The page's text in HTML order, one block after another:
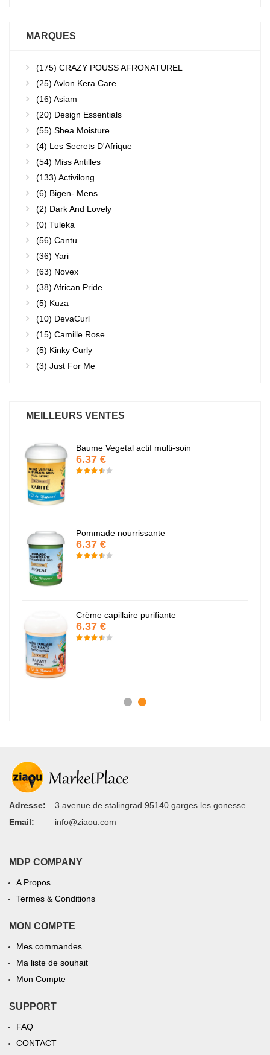
MARQUES
(175) CRAZY POUSS AFRONATUREL
(25) Avlon Kera Care
(16) Asiam
(20) Design Essentials
(55) Shea Moisture
(4) Les Secrets D'Afrique
(54) Miss Antilles
(133) Activilong
(6) Bigen- Mens
(2) Dark And Lovely
(0) Tuleka
(56) Cantu
(36) Yari
(63) Novex
(38) African Pride
(5) Kuza
(10) DevaCurl
(15) Camille Rose
(5) Kinky Curly
(3) Just For Me
MEILLEURS VENTES
Baume Vegetal actif multi-soin
6.37 €
Pommade nourrissante
6.37 €
Crème capillaire purifiante
6.37 €
Adresse:
3 avenue de stalingrad 95140 garges les gonesse
Email:
info@ziaou.com
MDP COMPANY
A Propos
Termes & Conditions
MON COMPTE
Mes commandes
Ma liste de souhait
Mon Compte
SUPPORT
FAQ
CONTACT